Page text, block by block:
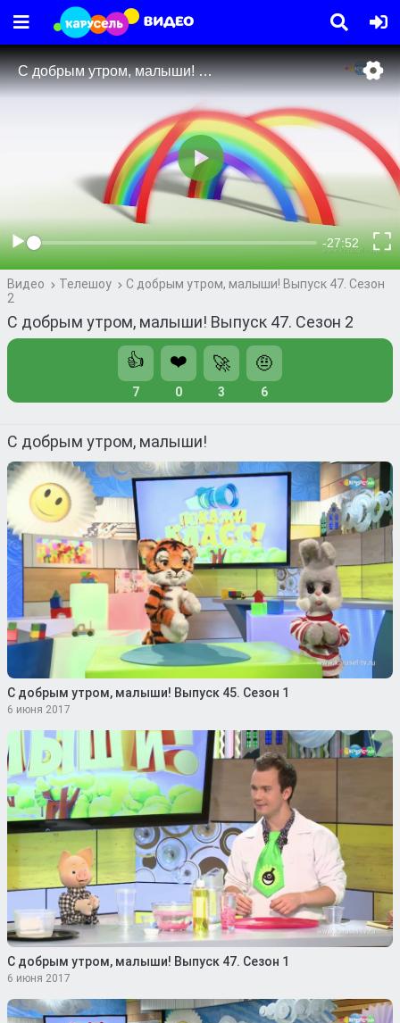
Видео Телешоу
С добрым утром, малыши! Выпуск 47. Сезон
2
С добрым утром, малыши! Выпуск 47. Сезон 2
👍
7
❤️
0
🚀
3
🤨
6
С добрым утром, малыши!
С добрым утром, малыши! Выпуск 45. Сезон 1
6 июня 2017
С добрым утром, малыши! Выпуск 47. Сезон 1
6 июня 2017